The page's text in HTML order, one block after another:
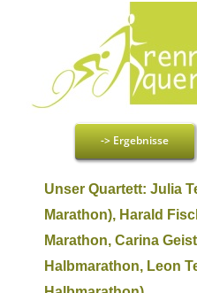
-> Ergebnisse
Unser Quartett: Julia
Marathon), Harald
Marathon, Carina
Halbmarathon, Leon